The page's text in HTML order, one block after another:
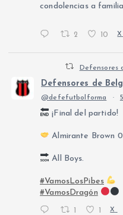
condolencias a
2 10 X
Defensores
Defensores de
@defefutbolforma ·
¡Final del partido!
Almirante Brown
All Boys.
#VamosLosPibes
#VamosDragón
1 1 X